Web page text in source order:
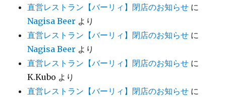
直営レストラン【バーリィ】閉店のお知らせ に
Nagisa Beer より
直営レストラン【バーリィ】閉店のお知らせ に
Nagisa Beer より
直営レストラン【バーリィ】閉店のお知らせ に
K.Kubo より
直営レストラン【バーリィ】閉店のお知らせ に